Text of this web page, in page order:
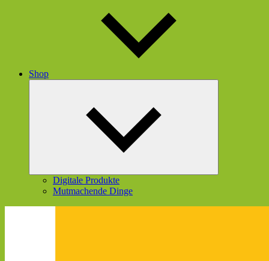
Shop
Digitale Produkte
Mutmachende Dinge